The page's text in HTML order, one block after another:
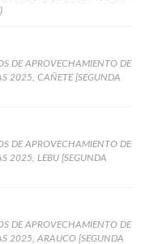
DE APROVECHAMIENTO DE
2025, CAÑETE [SEGUNDA
DE APROVECHAMIENTO DE
2025, LEBU [SEGUNDA
DE APROVECHAMIENTO DE
2025, ARAUCO [SEGUNDA